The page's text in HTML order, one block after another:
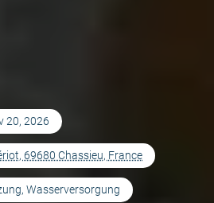
20, 2026
69680 Chassieu, France
Wasserversorgung